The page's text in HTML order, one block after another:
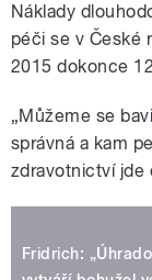
Náklady
péči se v České
2015 dokonce
„Můžeme se
správná a kam
zdravotnictví jde
Fridrich: